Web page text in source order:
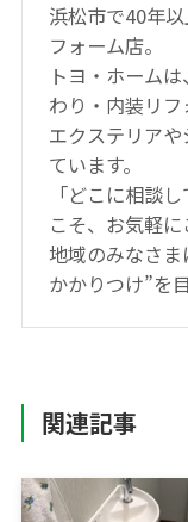
浜松市で40年
フォーム店。
トヨ・ホーム
わり・内装リフ
エクステリア
ています。
「どこに相談
こそ、お気軽に
地域のみなさ
かかりつけ”を
関連記事